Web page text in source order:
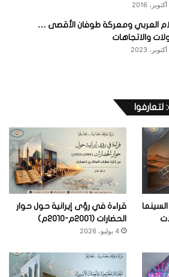
العربي ومعركة طوفان الأقصى …
والاتجاهات
لتعارفوا
قراءة في رؤى إيرانية حول حوار
الحضارات (2001م-2010م)
4 يوليو، 2026